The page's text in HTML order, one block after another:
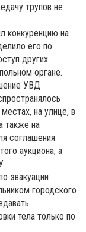
трупов не
конкуренцию на
его по
других
органе.
УВД
на улице, в
также на
соглашения
аукциона, а
эвакуации
городского
тела только по